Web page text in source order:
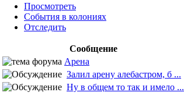
Просмотреть
События в колониях
Отследить
Сообщение
Арена
Залил арену алебастром, б ...
Ну в общем то так и имело ...